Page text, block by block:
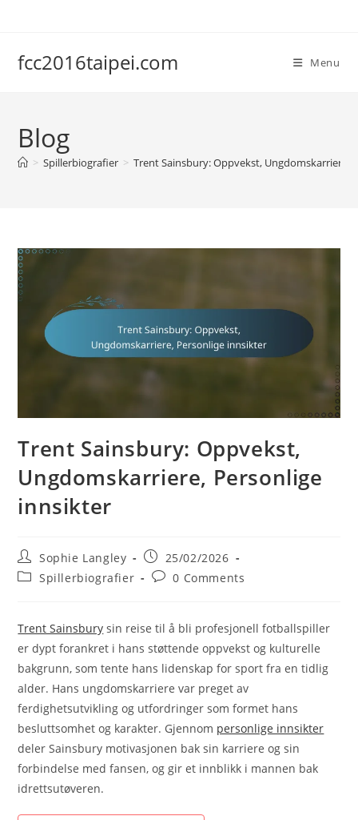
fcc2016taipei.com Menu
Blog
> Spillerbiografier > Trent Sainsbury: Oppvekst, Ungdomskarriere,
Trent Sainsbury: Oppvekst,
Ungdomskarriere, Personlige
innsikter
Post
author:
Sophie Langley
Post
published:
25/02/2026
PostSpillerbiografier
Post0 Comments
Trent Sainsbury sin reise til å bli profesjonell fotballspiller
er dypt forankret i hans støttende oppvekst og kulturelle
bakgrunn, som tente hans lidenskap for sport fra en tidlig
alder. Hans ungdomskarriere var preget av
ferdighetsutvikling og utfordringer som formet hans
besluttsomhet og karakter. Gjennom personlige innsikter
deler Sainsbury motivasjonen bak sin karriere og sin
forbindelse med fansen, og gir et innblikk i mannen bak
idrettsutøveren.